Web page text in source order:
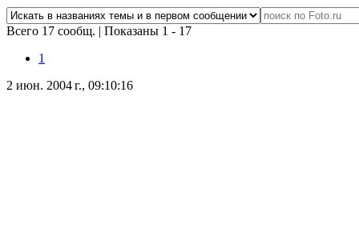
Всего 17 сообщ. | Показаны 1 - 17
1
2 июн. 2004 г., 09:10:16